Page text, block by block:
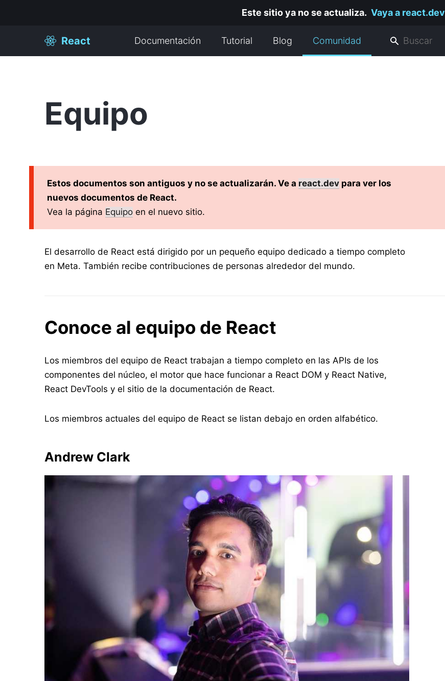
Este sitio ya no se actualiza. Vaya a react.dev
React Documentación Tutorial Blog Comunidad
Equipo
Estos documentos son antiguos y no se actualizarán. Ve a react.dev para ver los
nuevos documentos de React.
Vea la página Equipo en el nuevo sitio.
El desarrollo de React está dirigido por un pequeño equipo dedicado a tiempo completo
en Meta. También recibe contribuciones de personas alrededor del mundo.
Conoce al equipo de React
Los miembros del equipo de React trabajan a tiempo completo en las APIs de los
componentes del núcleo, el motor que hace funcionar a React DOM y React Native,
React DevTools y el sitio de la documentación de React.
Los miembros actuales del equipo de React se listan debajo en orden alfabético.
Andrew Clark